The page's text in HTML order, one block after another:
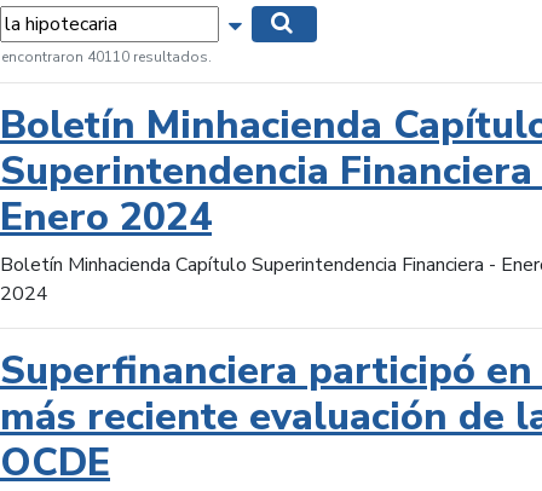
Mostrar opciones de búsqueda
encontraron 40110 resultados.
Boletín Minhacienda
Superintendencia
Enero 2024
Boletín Minhacienda Capítulo Superintendencia Financiera -
2024
Superfinanciera participó
más reciente evaluación de
OCDE